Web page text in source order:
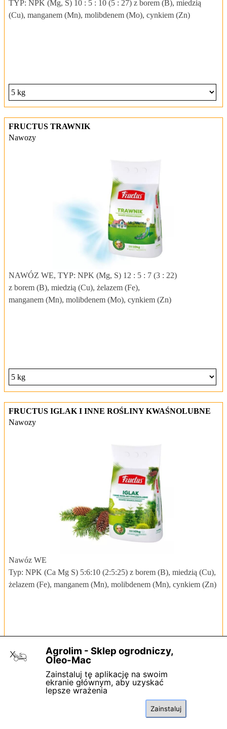
TYP: NPK (Mg, S) 10 : 5 : 10 (5 : 27) z borem (B), miedzią
(Cu), manganem (Mn), molibdenem (Mo), cynkiem (Zn)
FRUCTUS TRAWNIK
Nawozy
NAWÓZ WE, TYP: NPK (Mg, S) 12 : 5 : 7 (3 : 22)
z borem (B), miedzią (Cu), żelazem (Fe),
manganem (Mn), molibdenem (Mo), cynkiem (Zn)
FRUCTUS IGLAK I INNE ROŚLINY KWAŚNOLUBNE
Nawozy
Nawóz WE
Typ: NPK (Ca Mg S) 5:6:10 (2:5:25) z borem (B), miedzią (Cu),
żelazem (Fe), manganem (Mn), molibdenem (Mn), cynkiem (Zn)
sklep
Agrolim - Sklep ogrodniczy,
Oleo-Mac
Zainstaluj tę aplikację na swoim
ekranie głównym, aby uzyskać
lepsze wrażenia
Zainstaluj
X
Ta witryny używa plików cookies. Zapoznaj się z zasadami ochrony